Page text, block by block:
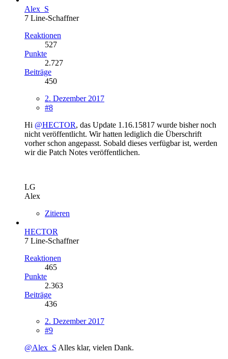
Alex_S
7 Line-Schaffner
Reaktionen
527
Punkte
2.727
Beiträge
450
2. Dezember 2017
#8
Hi @HECTOR, das Update 1.16.15817 wurde bisher noch
nicht veröffentlicht. Wir hatten lediglich die Überschrift
vorher schon angepasst. Sobald dieses verfügbar ist, werden
wir die Patch Notes veröffentlichen.
LG
Alex
Zitieren
HECTOR
7 Line-Schaffner
Reaktionen
465
Punkte
2.363
Beiträge
436
2. Dezember 2017
#9
@Alex_S Alles klar, vielen Dank.